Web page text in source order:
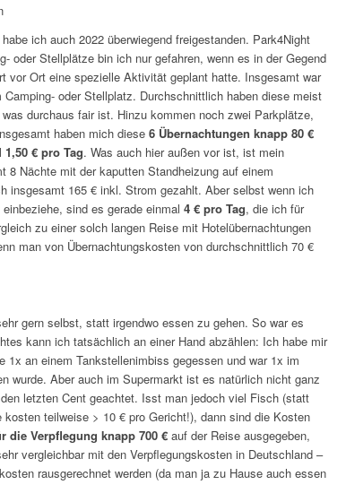
ich auch 2022 überwiegend freigestanden. Park4Night
oder Stellplätze bin ich nur gefahren, wenn es in der Gegend
vor Ort eine spezielle Aktivität geplant hatte. Insgesamt war
oder Stellplatz. Durchschnittlich haben diese meist
durchaus fair ist. Hinzu kommen noch zwei Parkplätze,
haben mich diese 6 Übernachtungen knapp 80 €
1,50 € pro Tag. Was auch hier außen vor ist, ist mein
8 Nächte mit der kaputten Standheizung auf einem
insgesamt 165 € inkl. Strom gezahlt. Aber selbst wenn ich
sind es gerade einmal 4 € pro Tag, die ich für
zu einer solch langen Reise mit Hotelübernachtungen
man von Übernachtungskosten von durchschnittlich 70 €
gern selbst, statt irgendwo essen zu gehen. So war es
kann ich tatsächlich an einer Hand abzählen: Ich habe mir
1x an einem Tankstellenimbiss gegessen und war 1x im
wurde. Aber auch im Supermarkt ist es natürlich nicht ganz
letzten Cent geachtet. Isst man jedoch viel Fisch (statt
teilweise > 10 € pro Gericht!), dann sind die Kosten
die Verpflegung knapp 700 € auf der Reise ausgegeben,
vergleichbar mit den Verpflegungskosten in Deutschland –
rausgerechnet werden (da man ja zu Hause auch essen